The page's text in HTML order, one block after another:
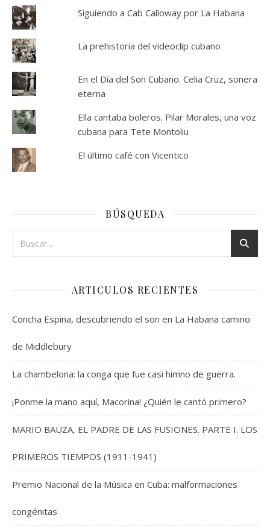
Siguiendo a Cab Calloway por La Habana
La prehistoria del videoclip cubano
En el Día del Son Cubano. Celia Cruz, sonera
eterna
Ella cantaba boleros. Pilar Morales, una voz
cubana para Tete Montoliu
El último café con Vicentico
BÚSQUEDA
ARTICULOS RECIENTES
Concha Espina, descubriendo el son en La Habana camino
de Middlebury
La chambelona: la conga que fue casi himno de guerra.
¡Ponme la mano aquí, Macorina! ¿Quién le cantó primero?
MARIO BAUZA, EL PADRE DE LAS FUSIONES. PARTE I. LOS
PRIMEROS TIEMPOS (1911-1941)
Premio Nacional de la Música en Cuba: malformaciones
congénitas